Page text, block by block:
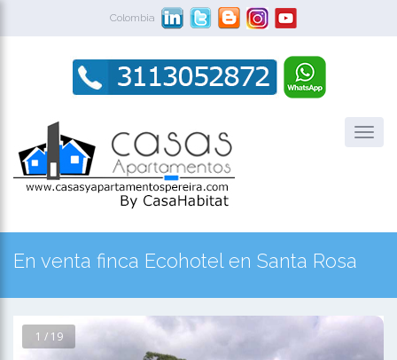
Colombia
En venta finca Ecohotel en Santa Rosa
1 / 19